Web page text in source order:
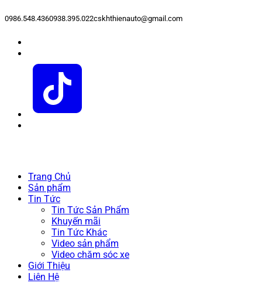
0986.548.4360938.395.022cskhthienauto@gmail.com
Trang Chủ
Sản phẩm
Tin Tức
Tin Tức Sản Phẩm
Khuyến mãi
Tin Tức Khác
Video sản phẩm
Video chăm sóc xe
Giới Thiệu
Liên Hệ